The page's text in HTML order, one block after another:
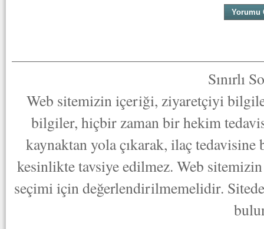
Sınırlı
Web sitemizin içeriği, ziyaretçiyi
bilgiler, hiçbir zaman bir hekim
kaynaktan yola çıkarak, ilaç
kesinlikte tavsiye edilmez. Web
seçimi için değerlendirilmemelidir.